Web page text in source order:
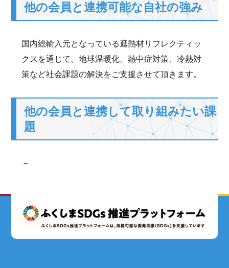
他の会員と連携可能な自社の強み
国内総輸入元となっている遮熱材リフレクティッ
クスを通じて、地球温暖化、熱中症対策、冷熱対
策など社会課題の解決をご支援させて頂きます。
他の会員と連携して取り組みたい課
題
－